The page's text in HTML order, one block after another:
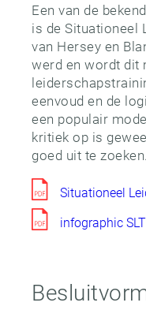
Een van de
is de Situationeel
van Hersey en
werd en wordt dit
eenvoud en de
een populair
kritiek op is
goed uit te zoeken.
Situationeel
infographic SLT